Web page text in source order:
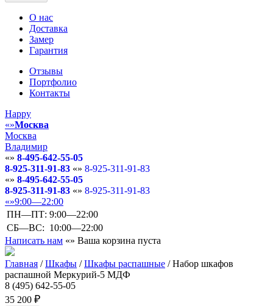
О нас
Доставка
Замер
Гарантия
Отзывы
Портфолио
Контакты
Happy
Москва
Москва
Владимир
8-495-642-55-05
8-925-311-91-83
8-925-311-91-83
8-495-642-55-05
8-925-311-91-83
8-925-311-91-83
9:00—22:00
ПН—ПТ: 9:00—22:00
СБ—ВС: 10:00—22:00
Написать нам
Ваша корзина пуста
Главная /Шкафы /Шкафы распашные /Набор шкафов
распашной Меркурий-5 МДФ
8 (495) 642-55-05
35 200